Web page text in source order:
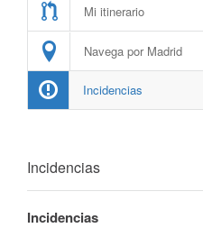
Mi itinerario
Navega por Madrid
Incidencias
Incidencias
Incidencias